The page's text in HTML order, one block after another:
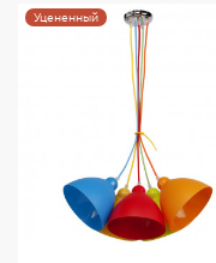
Уцененный